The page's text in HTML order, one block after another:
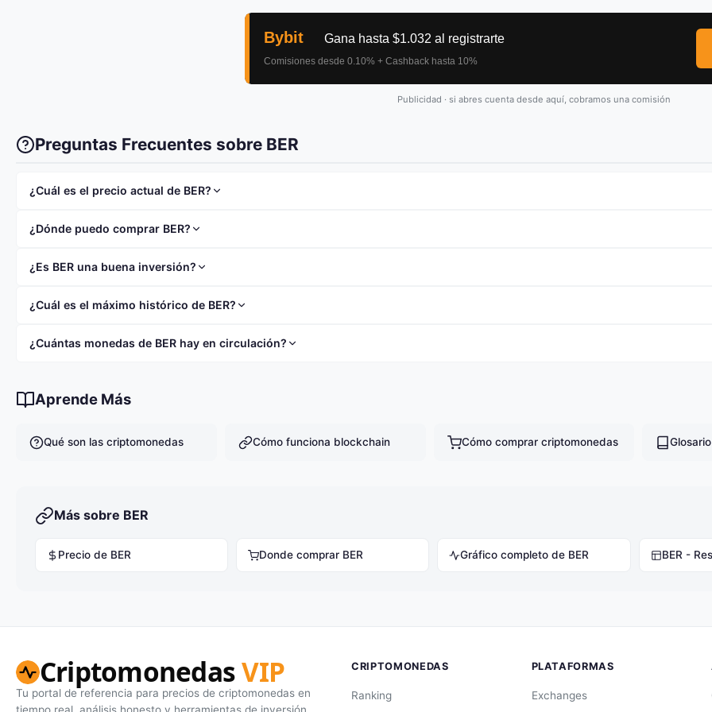
Publicidad · si abres cuenta desde aquí, cobramos una comisión
Preguntas Frecuentes sobre BER
¿Cuál es el precio actual de BER?
¿Dónde puedo comprar BER?
¿Es BER una buena inversión?
fondo antes de invertir y nunca invertir más de lo que puedas permitirte perder.
¿Cuál es el máximo histórico de BER?
¿Cuántas monedas de BER hay en circulación?
Aprende Más
Qué son las criptomonedas Cómo funciona blockchain Cómo comprar criptomonedas
Más sobre BER
Precio de BER Donde comprar BER Gráfico completo de BER BER -
CriptomonedasVIP
Tu portal de referencia para precios de criptomonedas en
CRIPTOMONEDAS
Ranking
PLATAFORMAS
Exchanges